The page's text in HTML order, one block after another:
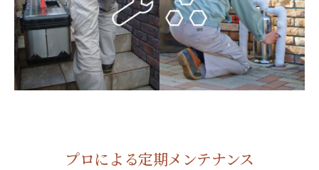
プロによる定期メンテナンス